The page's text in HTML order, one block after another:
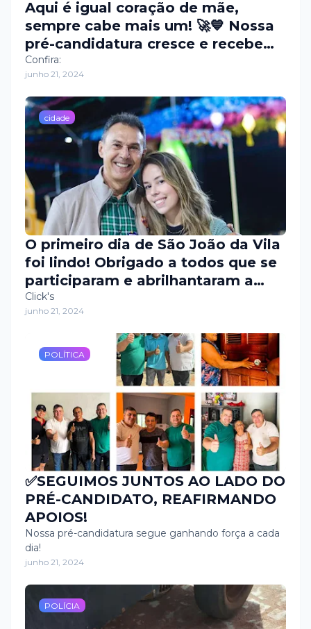
Aqui é igual coração de mãe,
sempre cabe mais um! 🚀💙 Nossa
pré-candidatura cresce e recebe
novos apoios e adesões todos os
dias.
Confira:
junho 21, 2024
cidade
O primeiro dia de São João da Vila
foi lindo! Obrigado a todos que se
participaram e abrilhantaram a
nossa noite. Hoje tem mais!
Click's
junho 21, 2024
POLÍTICA
✅SEGUIMOS JUNTOS AO LADO DO
PRÉ-CANDIDATO, REAFIRMANDO
APOIOS!
Nossa pré-candidatura segue ganhando força a cada
dia!
junho 21, 2024
POLÍCIA